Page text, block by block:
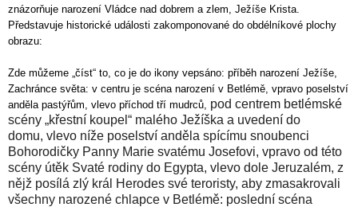
znázorňuje narození Vládce nad dobrem a zlem, Ježíše Krista.
Představuje historické události zakomponované do obdélníkové plochy
obrazu:
Zde můžeme „číst“ to, co je do ikony vepsáno: příběh narození Ježíše,
Zachránce světa: v centru je scéna narození v Betlémě, vpravo poselství
anděla pastýřům, vlevo příchod tří mudrců, pod centrem betlémské
scény „křestní koupel“ malého Ježíška a uvedení do
domu, vlevo níže poselství anděla spícímu snoubenci
Bohorodičky Panny Marie svatému Josefovi, vpravo od této
scény útěk Svaté rodiny do Egypta, vlevo dole Jeruzalém, z
nějž posílá zlý král Herodes své teroristy, aby zmasakrovali
všechny narozené chlapce v Betlémě: poslední scéna